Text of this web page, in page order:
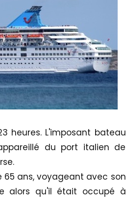
heures. L'imposant bateau
du port italien de
65 ans, voyageant avec son
alors qu'il était occupé à